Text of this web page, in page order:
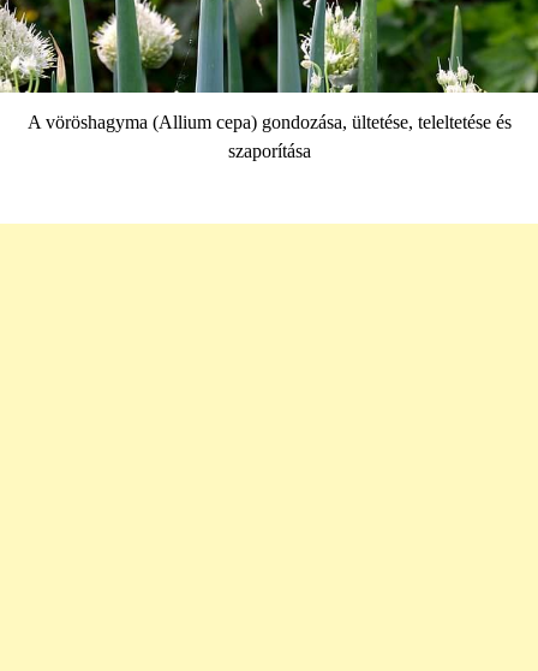
A vöröshagyma (Allium cepa) gondozása, ültetése, teleltetése és
szaporítása